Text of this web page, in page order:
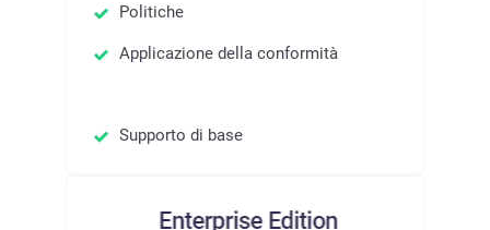
Politiche
Applicazione della conformità
Supporto di base